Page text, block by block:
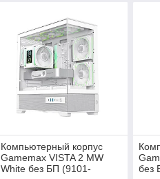
Компьютерный корпус
Gamemax VISTA 2 MW
White без БП (9101-
без